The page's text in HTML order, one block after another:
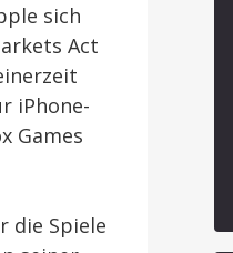
sich
Act
iPhone-
Games
die Spiele